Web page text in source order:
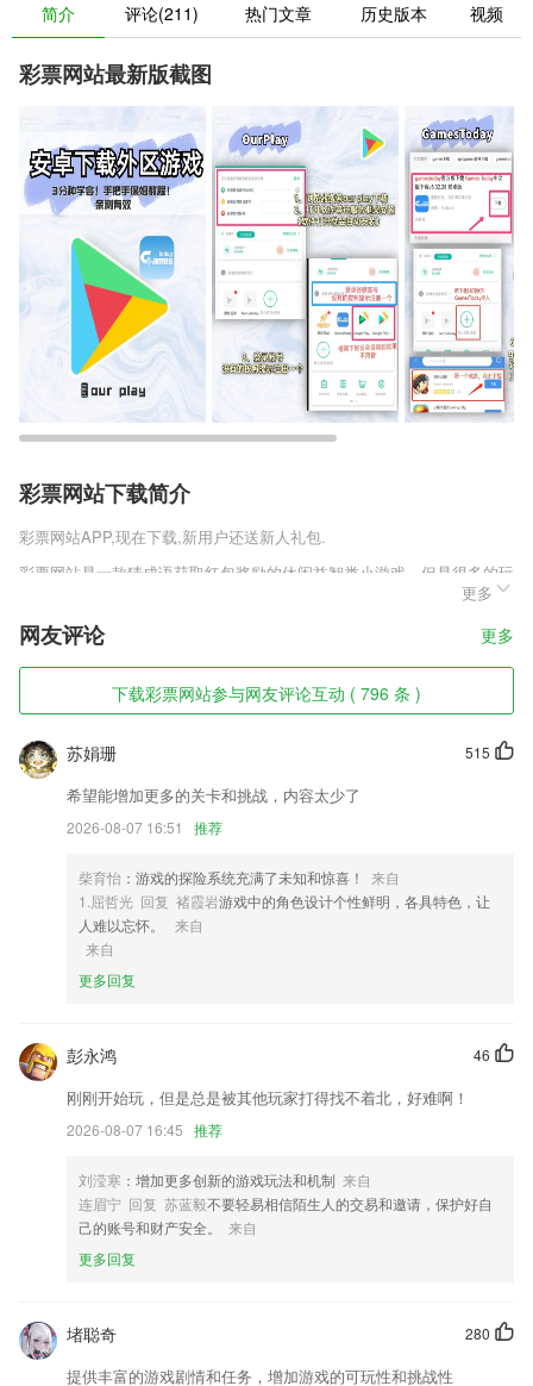
简介 评论(211) 热门文章 历史版本 视频
彩票网站最新版截图
彩票网站下载简介
彩票网站APP,现在下载,新用户还送新人礼包.
彩票网站是一款猜成语获取红包奖励的休闲益智类小游戏，但是很多的玩
家都在问这款游戏能不能赚钱，是不是可以免费得18元，20元红包上线
就送是不是真的，一百元到底能不能进行提现，玩家根本就不用担心这些
问题，这些都是真的，玩家在这款游戏中是可以赚到很多的红包。
彩票网站软件特色
1,海量的小说汇聚于此，让大家可以更好的体验阅读的快乐。
2,【细胞修复和再生】
3,完整情况，简单处理，所有的软件都是拥有庞大的信息辅助流程，方便
用户来进行各种不同类型的订单管理和处理所有的数据内容。
5,智能评估智能评估成绩，精确预测考分。
6,把2265用户的工资条一键导出保存到本地，这样就可以更好的进行管
彩票网站软件优势
2.祝你在消防职业资格考试中节省时间，准确击中考点，轻松过关
3.老师可通过家校互动平台修改、添加或删除本班的学生和家长资料，上
传本班课程表、分班调班、学号管理等，实现班级资料的电子化管理
5.可以通过软件的模拟填报系统更好的了解填报过程中的各种事项。
6.线上报名不满意随时退，担保服务保安全
彩票网站更新了什么?
升级侧边栏，提升多账号管理切换体验
摄影作品新增多种类分享模板
更多
网友评论 更多
下载彩票网站参与网友评论互动 ( 796 条 )
515
苏娟珊
希望能增加更多的关卡和挑战，内容太少了
2026-08-07 16:51 推荐
柴育怡 ：游戏的探险系统充满了未知和惊喜！
来自
1.屈哲光 回复 褚霞岩游戏中的角色设计个性鲜明，各具特色，让
人难以忘怀。
来自
来自
更多回复
46
彭永鸿
刚刚开始玩，但是总是被其他玩家打得找不着北，好难啊！
2026-08-07 16:45 推荐
刘滢寒 ：增加更多创新的游戏玩法和机制 来自
连眉宁 回复 苏蓝毅不要轻易相信陌生人的交易和邀请，保护好自
己的账号和财产安全。
来自
更多回复
280
堵聪奇
提供丰富的游戏剧情和任务，增加游戏的可玩性和挑战性